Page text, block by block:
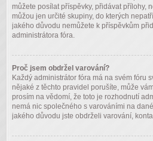
můžete posílat příspěvky, přidávat přílohy,
můžou jen určité skupiny, do kterých
jakého důvodu nemůžete k příspěvkům
administrátora fóra.
Proč jsem obdržel varování?
Každý administrátor fóra má na svém fóru
nějaké z těchto pravidel porušíte, může
prosím na vědomí, že toto je rozhodnutí
nemá nic společného s varováními na
jakého důvodu jste obdrželi varování,